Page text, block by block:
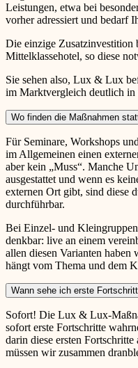
Leistungen, etwa bei
vorher adressiert und bedarf
Die einzige
Mittelklassehotel, so diese
Sie sehen also, Lux & Lux
im Marktvergleich deutlich in
Wo finden die Maßnahmen
Für Seminare, Workshops
im Allgemeinen einen
aber kein „Muss“. Manche
ausgestattet und wenn es
externen Ort gibt, sind diese
durchführbar.
Bei Einzel- und
denkbar: live an einem
allen diesen Varianten haben
hängt vom Thema und dem
Wann sehe ich erste
Sofort! Die Lux & Lux-
sofort erste Fortschritte
darin diese ersten
müssen wir zusammen